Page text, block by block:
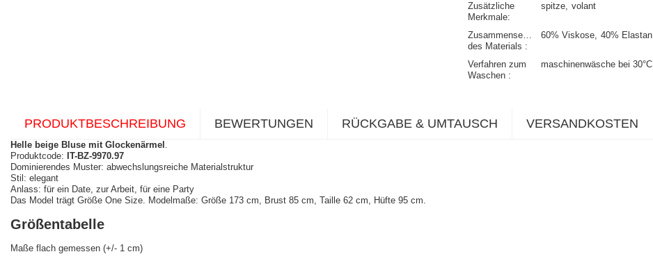
Zusätzliche
Merkmale
spitze volant
Zusammensetzung
des Materials
60% Viskose 40% Elastan
Verfahren zum
Waschen
maschinenwäsche bei 30°C
PRODUKTBESCHREIBUNG BEWERTUNGEN RÜCKGABE & UMTAUSCH VERSANDKOSTEN
Helle beige Bluse mit Glockenärmel .
Produktcode: IT-BZ-9970.97
Dominierendes Muster: abwechslungsreiche Materialstruktur
Stil: elegant
Anlass: für ein Date, zur Arbeit, für eine Party
Das Model trägt Größe One Size. Modelmaße: Größe 173 cm, Brust 85 cm, Taille 62 cm, Hüfte 95 cm.
Größentabelle
Maße flach gemessen (+/- 1 cm)